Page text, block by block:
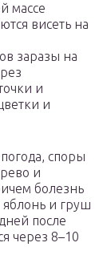
массе
висеть на
заразы на
и
и
споры
и
болезнь
яблонь и груш
после
через 8–10